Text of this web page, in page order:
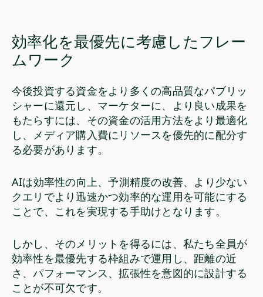
効率化を最優先に考慮したフレー
ムワーク
今後投資する資金をより多くの高品質なパブリッ
シャーに還元し、マーケターに、より良い成果を
もたらすには、その資金の活用方法をより最適化
し、メディア購入費にリソースを優先的に配分す
る必要があります。
AIは効率性の向上、予測精度の改善、より少ない
クエリでより迅速かつ効率的な運用を可能にする
ことで、これを実現する手助けとなります。
しかし、そのメリットを得るには、私たち全員が
効率性を最優先する枠組みで運用し、距離の近
さ、パフォーマンス、拡張性を意図的に設計する
ことが不可欠です。